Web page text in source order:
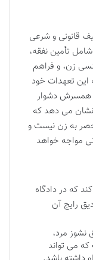
قانونی و شرعی
تأمین نفقه،
زن، و فراهم
تعهدات خود
همسرش دشوار
می دهد که
به زن نیست و
مواجه خواهد
که در دادگاه
رایج آن
نشوز مرد،
می تواند